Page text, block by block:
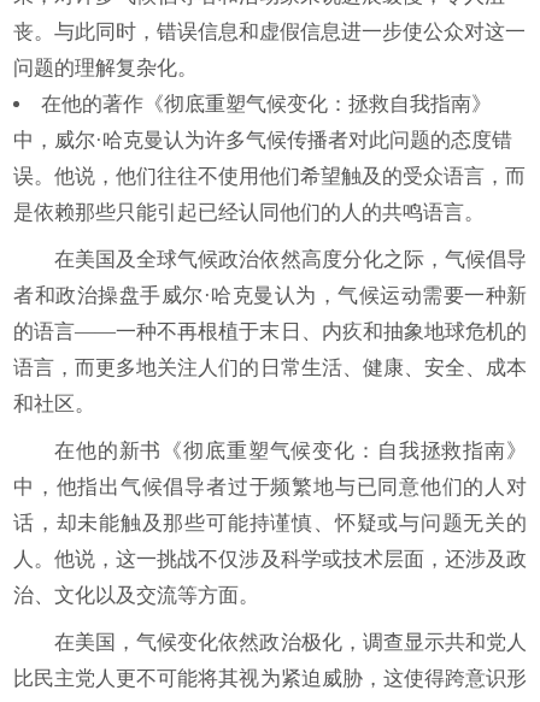
丧。与此同时，错误信息和虚假信息进一步使公众对这一
问题的理解复杂化。
在他的著作《彻底重塑气候变化：拯救自我指南》
中，威尔·哈克曼认为许多气候传播者对此问题的态度错
误。他说，他们往往不使用他们希望触及的受众语言，而
是依赖那些只能引起已经认同他们的人的共鸣语言。
在美国及全球气候政治依然高度分化之际，气候倡导
者和政治操盘手威尔·哈克曼认为，气候运动需要一种新
的语言——一种不再根植于末日、内疚和抽象地球危机的
语言，而更多地关注人们的日常生活、健康、安全、成本
和社区。
在他的新书《彻底重塑气候变化：自我拯救指南》
中，他指出气候倡导者过于频繁地与已同意他们的人对
话，却未能触及那些可能持谨慎、怀疑或与问题无关的
人。他说，这一挑战不仅涉及科学或技术层面，还涉及政
治、文化以及交流等方面。
在美国，气候变化依然政治极化，调查显示共和党人
比民主党人更不可能将其视为紧迫威胁，这使得跨意识形